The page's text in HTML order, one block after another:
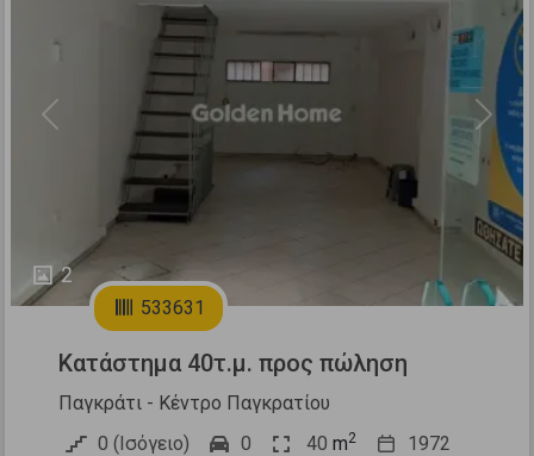
2
Previous Next
533631
Κατάστημα 40τ.μ. προς πώληση
Παγκράτι - Κέντρο Παγκρατίου
0 (Ισόγειο)
0 40 m2 1972